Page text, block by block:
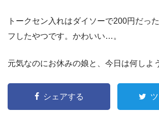
トークセン入れはダイソーで200円だっ
フしたやつです。かわいい…。
元気なのにお休みの娘と、今日は何しよ
シェアする